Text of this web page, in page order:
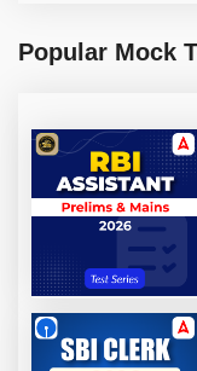
Popular Mock